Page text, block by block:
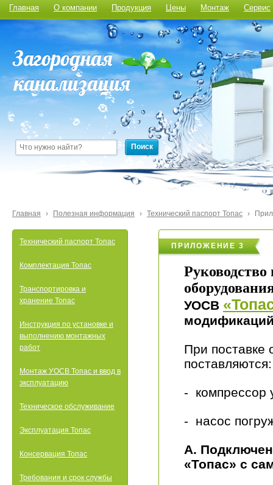
Главная О компании Продукция Цены Монтаж Сервис
Поиск
Главная › Полезная информация › Технический паспорт Топас ›
Технический паспорт Топас
Комплектация Топас
Транспортировка и
хранение Топас
Инструкция по установке и
выполнению монтажных
работ
Монтаж УОСВ Топас и ввод в
эксплуатацию
Техническое обслуживание
Эксплуатация Топас
Консервация Топас
Требования и срок службы
ПРИЛОЖЕНИЕ 3
УОСВ
При поставке
поставляются:
- компрессор
- насос
А.
«Топас» с